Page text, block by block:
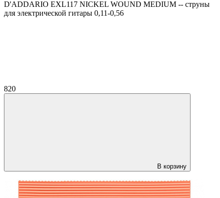
D'ADDARIO EXL117 NICKEL WOUND MEDIUM -- струны
для электрической гитары 0,11-0,56
820
В корзину